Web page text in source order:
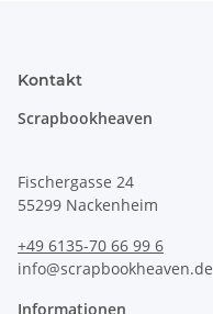
Kontakt
Scrapbookheaven
Fischergasse 24
55299 Nackenheim
+49 6135-70 66 99 6
info@scrapbookheaven.de
Informationen